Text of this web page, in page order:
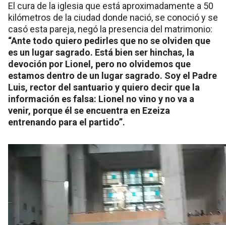
El cura de la iglesia que está aproximadamente a 50
kilómetros de la ciudad donde nació, se conoció y se
casó esta pareja, negó la presencia del matrimonio:
“Ante todo quiero pedirles que no se olviden que
es un lugar sagrado. Está bien ser hinchas, la
devoción por Lionel, pero no olvidemos que
estamos dentro de un lugar sagrado. Soy el Padre
Luis, rector del santuario y quiero decir que la
información es falsa: Lionel no vino y no va a
venir, porque él se encuentra en Ezeiza
entrenando para el partido”.